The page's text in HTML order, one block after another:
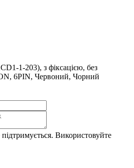
1-203), з фіксацією, без
6PIN, Червоний, Чорний
Використовуйте